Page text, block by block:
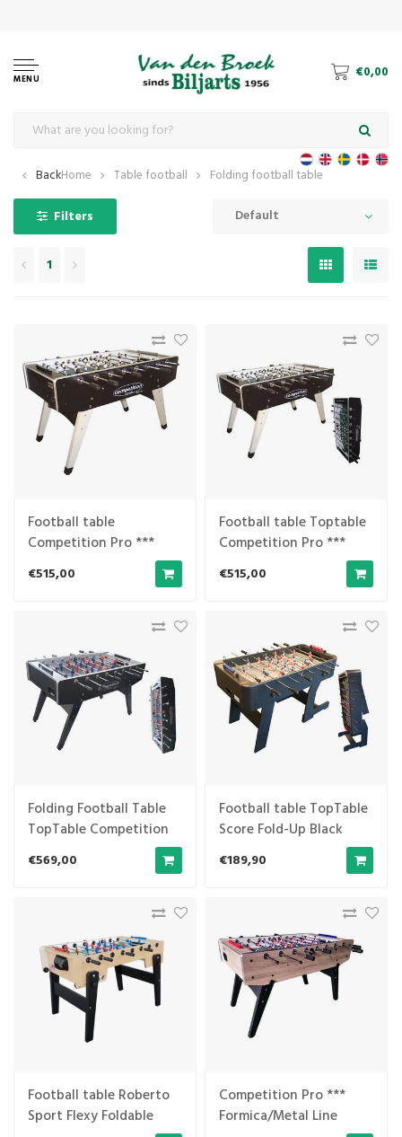
MENU €0,00
BackHome Table football Folding football table
Filters Default
1
Football table
Competition Pro ***
Formica/Metal Line.
€515,00
Football table Toptable
Competition Pro ***
Formica/Metal Line,
Black/Grey-Folding
€515,00
Folding Football Table
TopTable Competition
Pro
€569,00
Football table TopTable
Score Fold-Up Black
58x110cm
€189,90
Football table Roberto
Sport Flexy Foldable
Competition Pro ***
Formica/Metal Line